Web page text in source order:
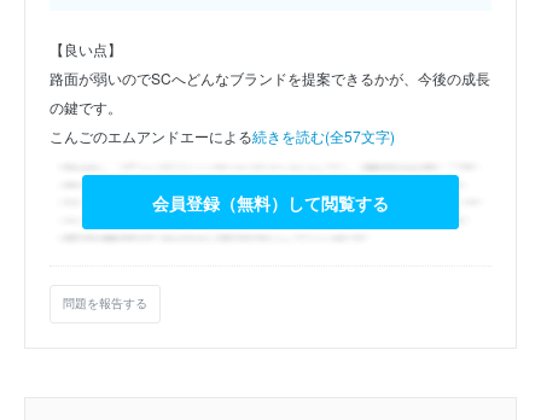
【良い点】
路面が弱いのでSCへどんなブランドを提案できるかが、今後の成長
の鍵です。
こんごのエムアンドエーによる続きを読む(全57文字)
会員登録（無料）して閲覧する
問題を報告する